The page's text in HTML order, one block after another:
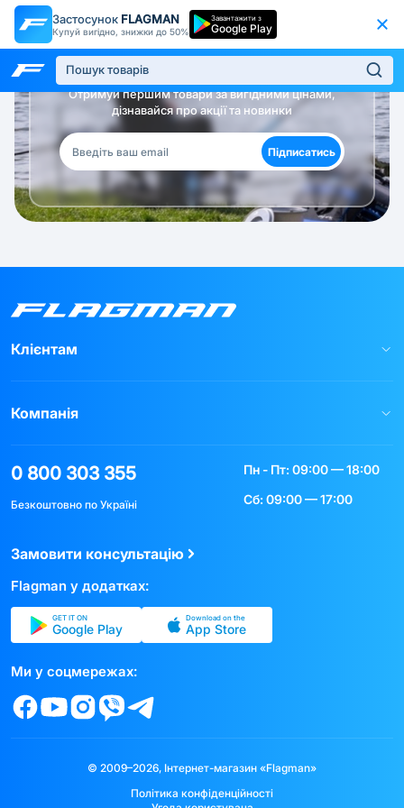
Застосунок FLAGMAN
Купуй вигідно, знижки до 50%
Завантажити з
Google Play
Будь в курсі!
Отримуй першим товари за вигідними цінами,
дізнавайся про акції та новинки
Підписатись
Клієнтам
Компанія
0 800 303 355
Безкоштовно по Україні
Пн - Пт: 09:00 — 18:00
Сб: 09:00 — 17:00
Замовити консультацію
Flagman у додатках:
GET IT ON
Google Play
Download on the
App Store
Ми у соцмережах:
© 2009–2026, Інтернет-магазин «Flagman»
Політика конфіденційності